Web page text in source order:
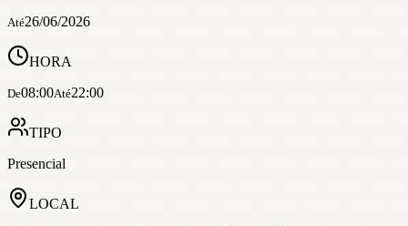
Até26/06/2026
HORA
De08:00Até22:00
TIPO
Presencial
LOCAL